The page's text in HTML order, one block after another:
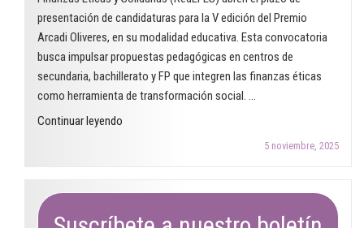
aula"
una
década
después?"
presentación de candidaturas para la V edición del Premio
Arcadi Oliveres, en su modalidad educativa. Esta convocatoria
busca impulsar propuestas pedagógicas en centros de
secundaria, bachillerato y FP que integren las finanzas éticas
como herramienta de transformación social. …
Continuar leyendo
Arcadi
5 noviembre, 2025